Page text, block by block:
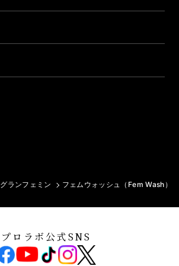
グランフェミン フェムウォッシュ（Fem Wash）
プロラボ公式SNS